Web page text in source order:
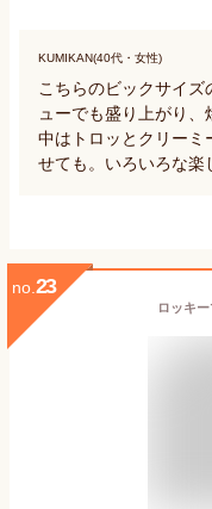
KUMIKAN(40代・女性)
こちらのビックサイ
ューでも盛り上がり
中はトロッとクリーミ
せても。いろいろな楽
no. 23
ロッキ